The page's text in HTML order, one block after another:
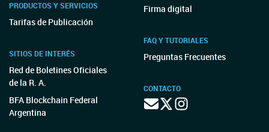
PRODUCTOS Y SERVICIOS
Tarifas de Publicación
SITIOS DE INTERÉS
Red de Boletines Oficiales
de la R. A.
BFA Blockchain Federal
Argentina
Firma digital
FAQ Y TUTORIALES
Preguntas Frecuentes
CONTACTO